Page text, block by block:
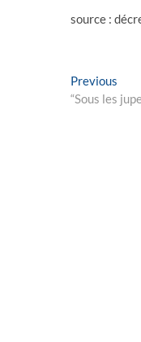
source :
Post
Previous
“Sous les